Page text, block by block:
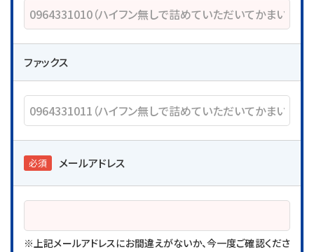
ファックス
必須 メールアドレス
※上記メールアドレスにお間違えがないか、今一度ご確認くださ